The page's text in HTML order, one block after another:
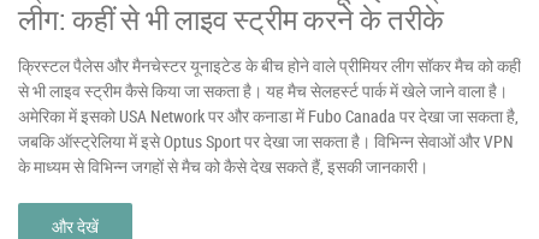
लीग: कहीं से भी लाइव स्ट्रीम करने के तरीके
क्रिस्टल पैलेस और मैनचेस्टर यूनाइटेड के बीच होने वाले प्रीमियर लीग सॉकर मैच को कहीं
से भी लाइव स्ट्रीम कैसे किया जा सकता है। यह मैच सेलहर्स्ट पार्क में खेले जाने वाला है।
अमेरिका में इसको USA Network पर और कनाडा में Fubo Canada पर देखा जा सकता है,
जबकि ऑस्ट्रेलिया में इसे Optus Sport पर देखा जा सकता है। विभिन्न सेवाओं और VPN
के माध्यम से विभिन्न जगहों से मैच को कैसे देख सकते हैं, इसकी जानकारी।
और देखें